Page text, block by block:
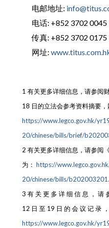
电邮地址:
电话: +852 3702 0045
传真: +852 3702 0175
网址:
1 有关更多详细信息，请参阅
18 日的立法会参考资料摘要，
https://www.legco.gov.hk/
20/chinese/bills/brief/
2 有关更多详细信息，请参阅
为： https://
20/chinese/bills/
3 有 关 更 多 详 细 信 息 ， 请
12 日 至 19 日 的 会 议 记 录
https://www.legco.gov.hk/